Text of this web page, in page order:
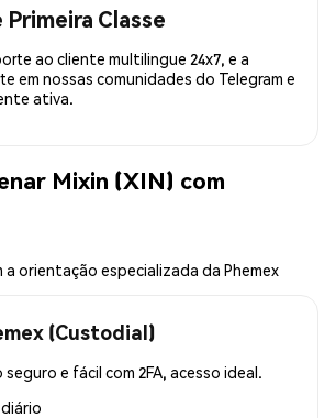
Classe
ao cliente multilingue 24x7, e a
em nossas comunidades do Telegram e
ativa.
Mixin (XIN) com
a orientação especializada da Phemex
(Custodial)
e fácil com 2FA, acesso ideal.